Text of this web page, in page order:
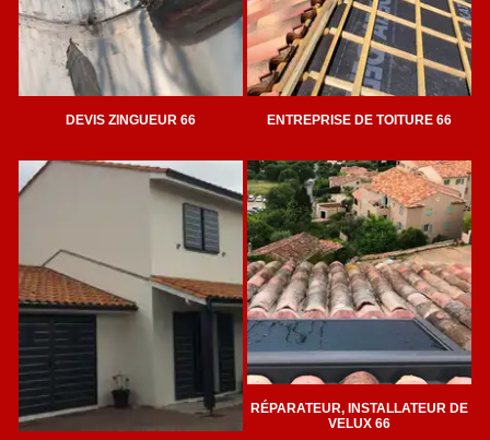
DEVIS ZINGUEUR 66 ENTREPRISE DE TOITURE 66
RÉPARATEUR, INSTALLATEUR DE
VELUX 66